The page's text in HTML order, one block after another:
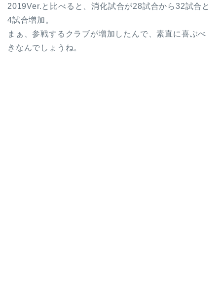
2019Ver.と比べると、消化試合が28試合から32試合と
4試合増加。
まぁ、参戦するクラブが増加したんで、素直に喜ぶべ
きなんでしょうね。